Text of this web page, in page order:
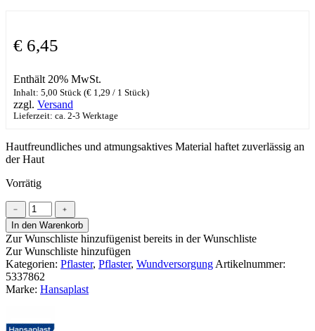
€ 6,45
Enthält 20% MwSt.
Inhalt: 5,00 Stück (€ 1,29 / 1 Stück)
zzgl. Versand
Lieferzeit: ca. 2-3 Werktage
Hautfreundliches und atmungsaktives Material haftet zuverlässig an
der Haut
Vorrätig
Hansaplast
Aqua
Protect
XL
Menge
﹣
﹢
In den Warenkorb
Zur Wunschliste hinzufügenist bereits in der Wunschliste
Zur Wunschliste hinzufügen
Kategorien: Pflaster, Pflaster, Wundversorgung Artikelnummer:
5337862
Marke: Hansaplast